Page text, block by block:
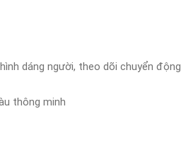
dáng người, theo dõi chuyển động
thông minh